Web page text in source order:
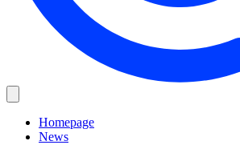
Homepage
News